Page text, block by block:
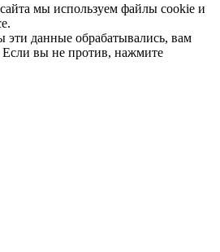
мы используем файлы cookie и
эти данные обрабатывались, вам
Если вы не против, нажмите